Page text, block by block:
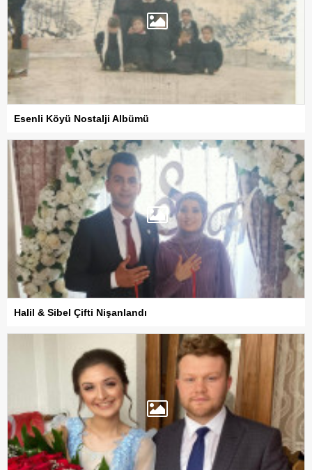
Esenli Köyü Nostalji Albümü
Halil & Sibel Çifti Nişanlandı